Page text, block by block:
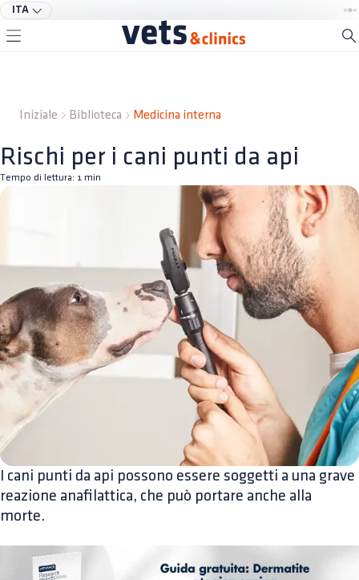
ITA
Iniziale Biblioteca Medicina interna
Rischi per i cani punti da api
Tempo di lettura: 1 min
I cani punti da api possono essere soggetti a una grave
reazione anafilattica, che può portare anche alla
morte.